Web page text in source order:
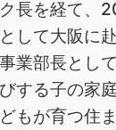
長を経て、
して大阪に
業部長として
する子の家
もが育つ住